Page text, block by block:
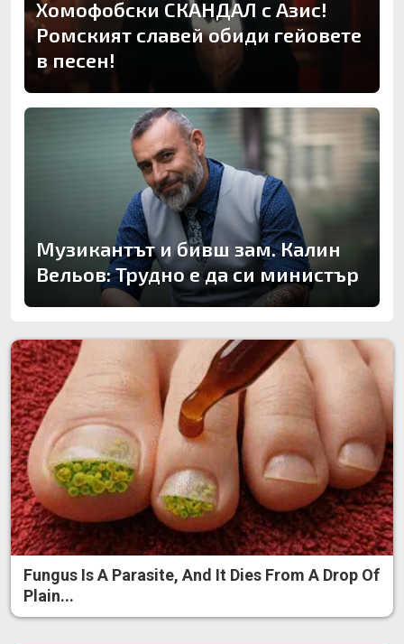
Хомофобски СКАНДАЛ с Азис!
Ромският славей обиди гейовете
в песен!
Музикантът и бивш зам. Калин
Вельов: Трудно е да си министър
Fungus Is A Parasite, And It Dies From A Drop Of
Plain...